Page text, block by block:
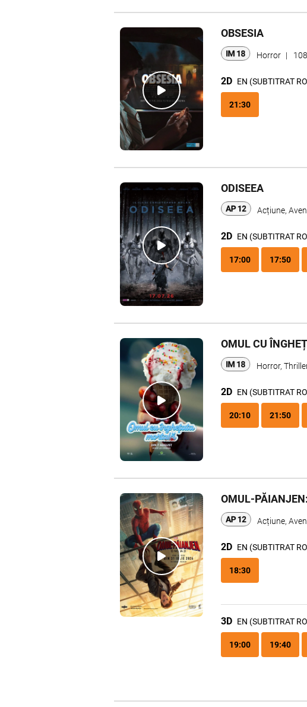
OBSESIA
Horror |
2D EN (SUBTITRAT
21:30
ODISEEA
Acțiune,
2D EN (SUBTITRAT
17:00 17:50
OMUL CU
Horror,
2D EN (SUBTITRAT
20:10 21:50
OMUL-
Acțiune,
2D EN (SUBTITRAT
18:30
3D EN (SUBTITRAT
19:00 19:40